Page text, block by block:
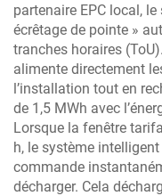
partenaire EPC local,
écrêtage de pointe »
tranches horaires
alimente directement
l’installation tout en
de 1,5 MWh avec
Lorsque la fenêtre
h, le système intelligent
commande
décharger. Cela